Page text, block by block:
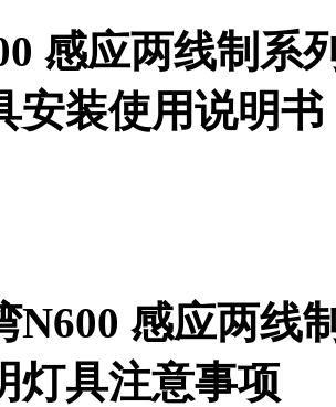
感应两线制系
安装使用说明书
N600 感应两线
灯具注意事项